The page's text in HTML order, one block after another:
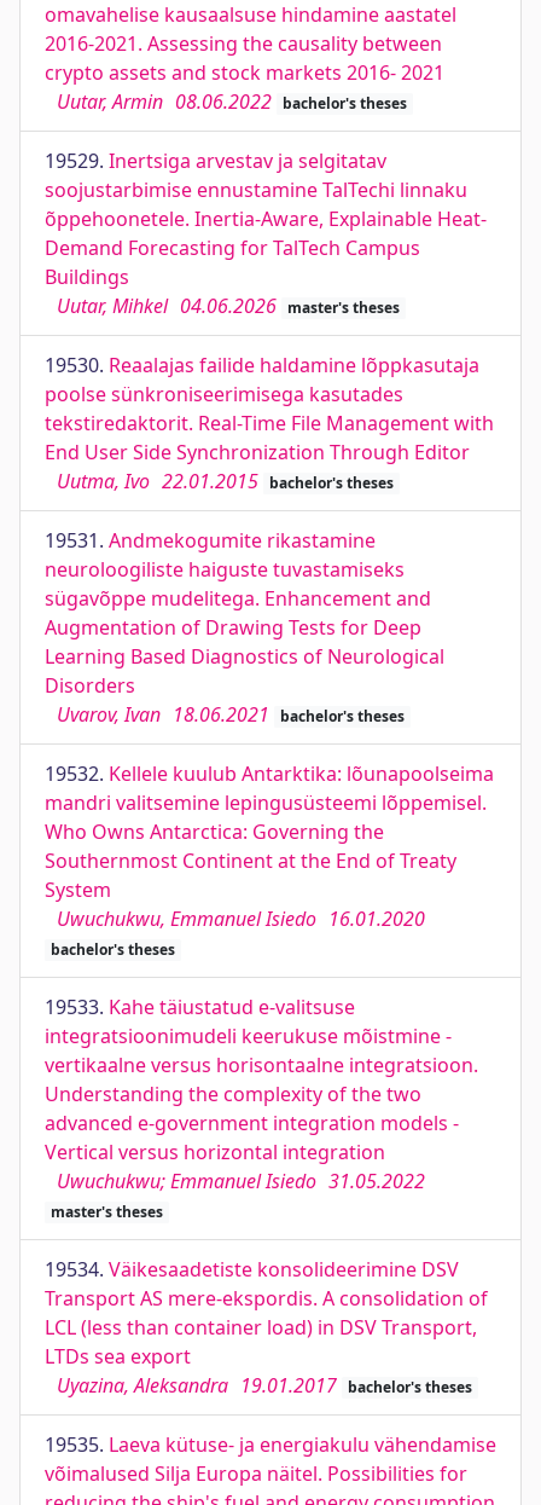
omavahelise kausaalsuse hindamine aastatel
2016-2021. Assessing the causality between
crypto assets and stock markets 2016- 2021
Uutar, Armin 08.06.2022 bachelor's theses
19529. Inertsiga arvestav ja selgitatav
soojustarbimise ennustamine TalTechi linnaku
õppehoonetele. Inertia-Aware, Explainable Heat-
Demand Forecasting for TalTech Campus
Buildings
Uutar, Mihkel 04.06.2026 master's theses
19530. Reaalajas failide haldamine lõppkasutaja
poolse sünkroniseerimisega kasutades
tekstiredaktorit. Real-Time File Management with
End User Side Synchronization Through Editor
Uutma, Ivo 22.01.2015 bachelor's theses
19531. Andmekogumite rikastamine
neuroloogiliste haiguste tuvastamiseks
sügavõppe mudelitega. Enhancement and
Augmentation of Drawing Tests for Deep
Learning Based Diagnostics of Neurological
Disorders
Uvarov, Ivan 18.06.2021 bachelor's theses
19532. Kellele kuulub Antarktika: lõunapoolseima
mandri valitsemine lepingusüsteemi lõppemisel.
Who Owns Antarctica: Governing the
Southernmost Continent at the End of Treaty
System
Uwuchukwu, Emmanuel Isiedo 16.01.2020
bachelor's theses
19533. Kahe täiustatud e-valitsuse
integratsioonimudeli keerukuse mõistmine -
vertikaalne versus horisontaalne integratsioon.
Understanding the complexity of the two
advanced e-government integration models -
Vertical versus horizontal integration
Uwuchukwu; Emmanuel Isiedo 31.05.2022
master's theses
19534. Väikesaadetiste konsolideerimine DSV
Transport AS mere-ekspordis. A consolidation of
LCL (less than container load) in DSV Transport,
LTDs sea export
Uyazina, Aleksandra 19.01.2017 bachelor's theses
19535. Laeva kütuse- ja energiakulu vähendamise
võimalused Silja Europa näitel. Possibilities for